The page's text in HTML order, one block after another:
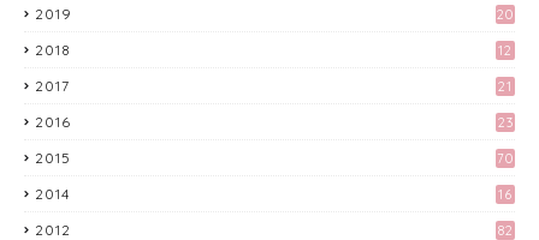
2019 20
2018
12
2017
21
2016
23
2015 70
2014 16
2012 82